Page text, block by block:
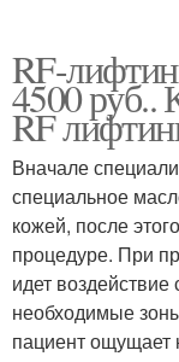
RF-
4500 руб..
RF
Вначале
специальное
кожей, после
процедуре. При
идет
необходимые
пациент ощущает